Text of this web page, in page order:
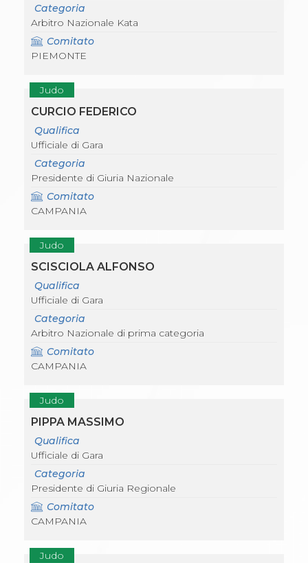
Categoria
Arbitro Nazionale Kata
Comitato
PIEMONTE
Judo
CURCIO FEDERICO
Qualifica
Ufficiale di Gara
Categoria
Presidente di Giuria Nazionale
Comitato
CAMPANIA
Judo
SCISCIOLA ALFONSO
Qualifica
Ufficiale di Gara
Categoria
Arbitro Nazionale di prima categoria
Comitato
CAMPANIA
Judo
PIPPA MASSIMO
Qualifica
Ufficiale di Gara
Categoria
Presidente di Giuria Regionale
Comitato
CAMPANIA
Judo